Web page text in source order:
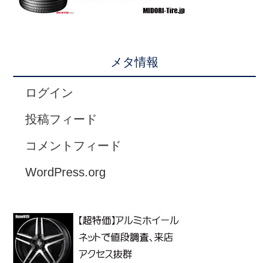
メタ情報
ログイン
投稿フィード
コメントフィード
WordPress.org